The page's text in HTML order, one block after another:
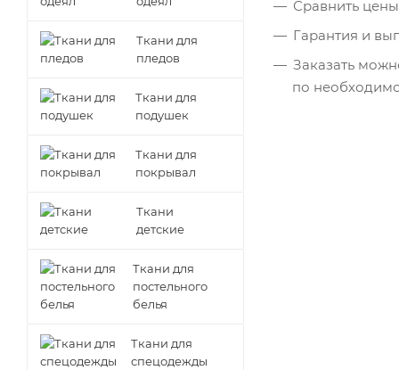
Сравнить
Гарантия и
Заказать
по
Ткани для
пледов
Ткани для
подушек
Ткани для
покрывал
Ткани
детские
Ткани для
постельного
белья
Ткани для
спецодежды